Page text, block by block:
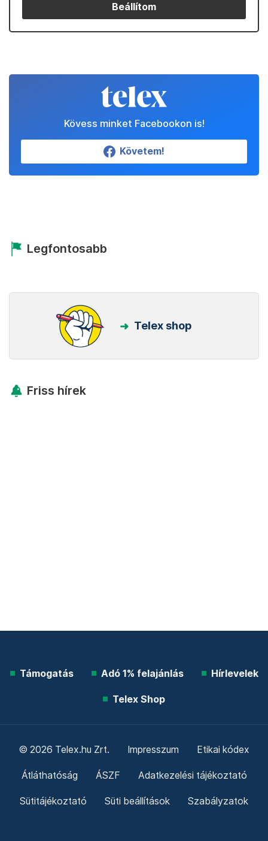
Beállítom
Kövess minket Facebookon is!
Követem!
Legfontosabb
Telex shop
Friss hírek
Támogatás Adó 1% felajánlás Hírlevelek
Telex Shop
© 2026 Telex.hu Zrt. Impresszum Etikai kódex
Átláthatóság ÁSZF Adatkezelési tájékoztató
Sütitájékoztató Süti beállítások Szabályzatok